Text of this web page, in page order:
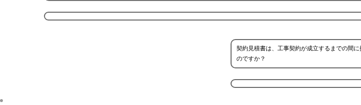
契約見積書は、工事契約が成立するまでの間に
のですか？